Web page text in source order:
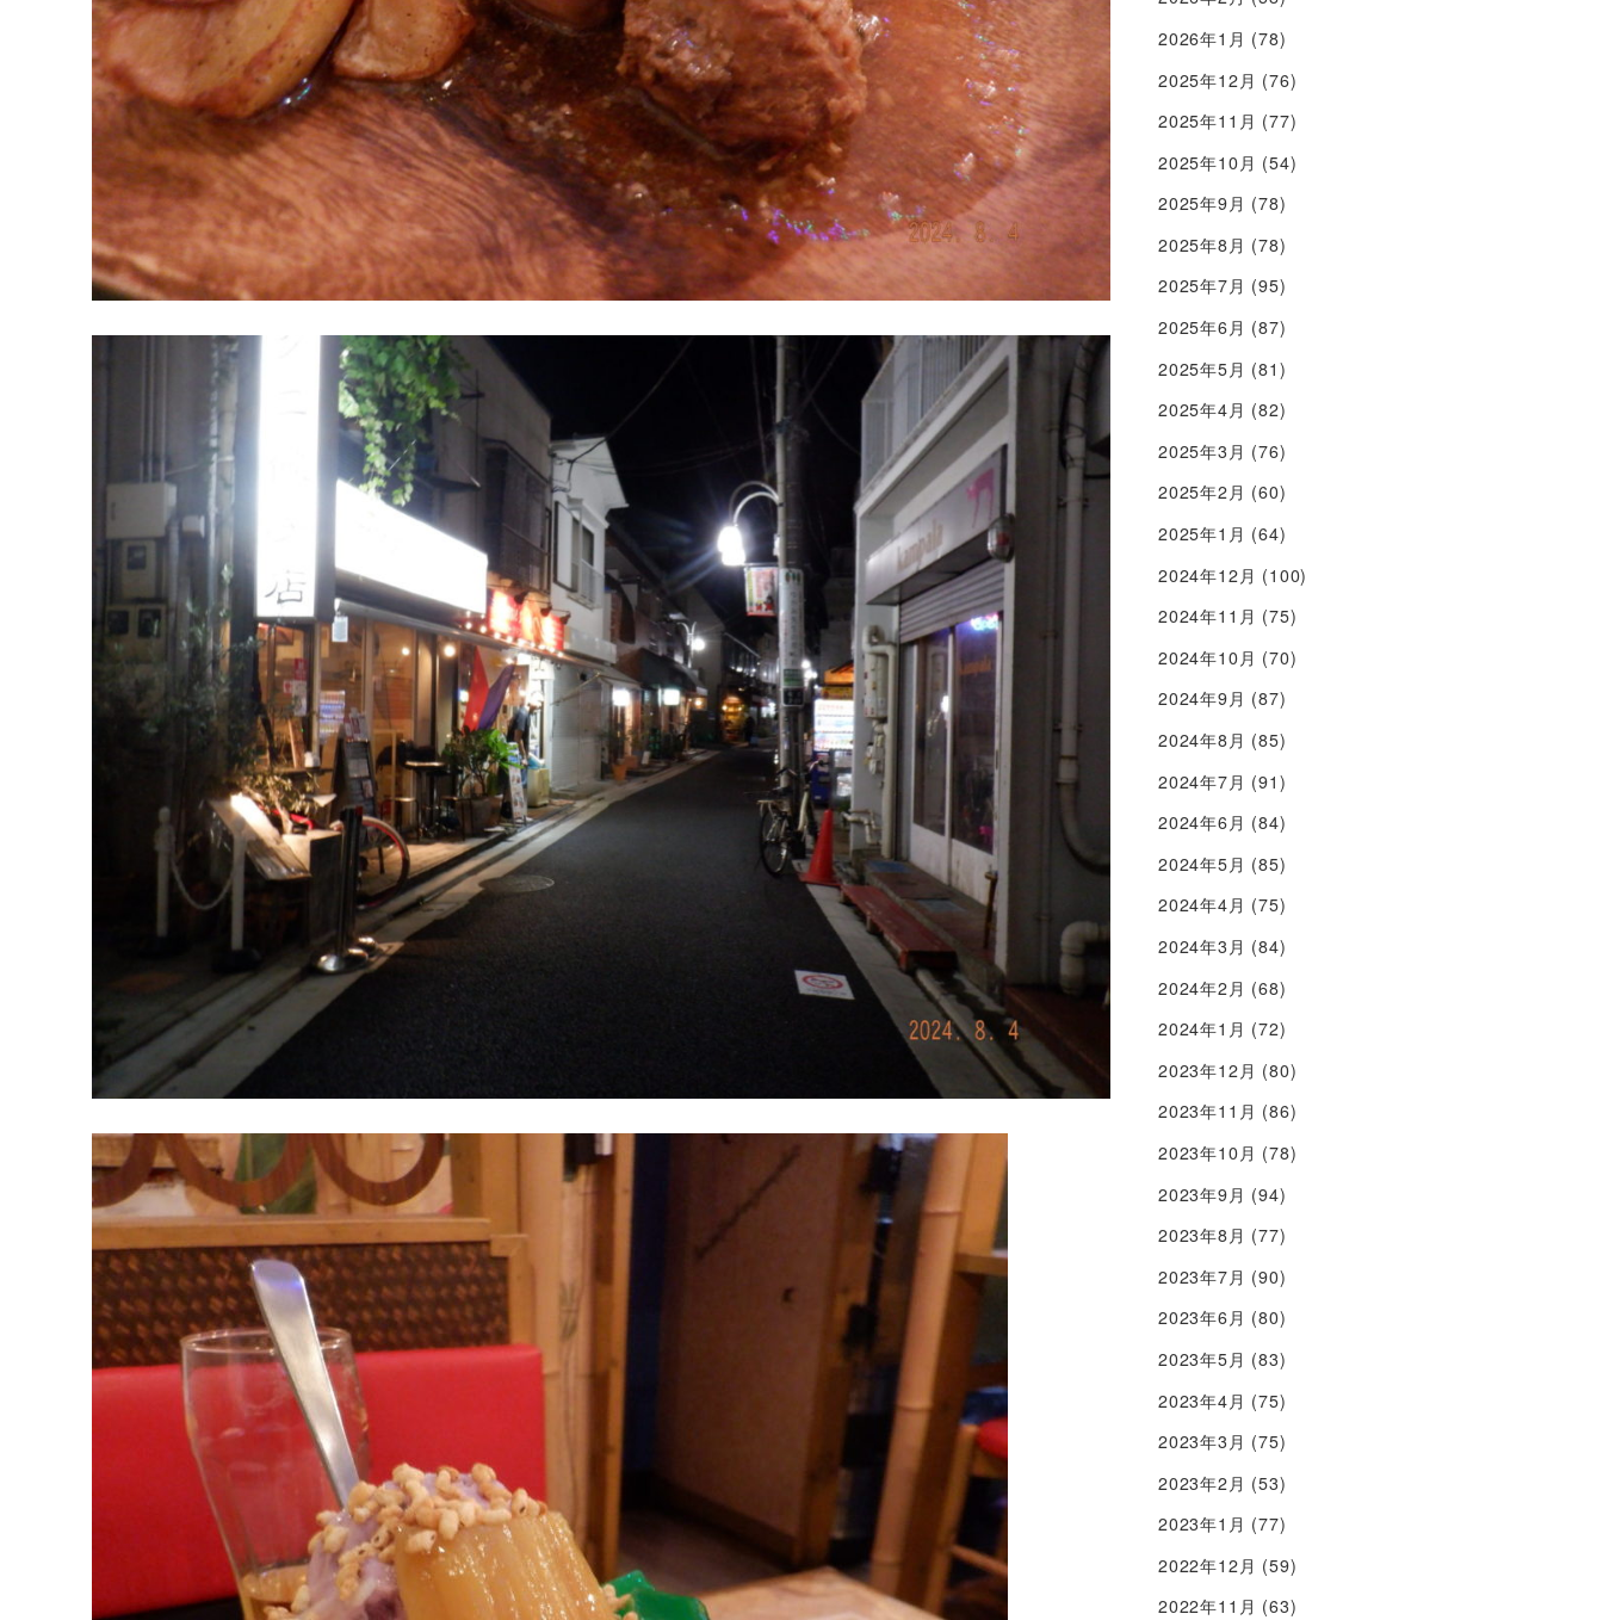
2026年1月 (78)
2025年12月 (76)
2025年11月 (77)
2025年10月 (54)
2025年9月 (78)
2025年8月 (78)
2025年7月 (95)
2025年6月 (87)
2025年5月 (81)
2025年4月 (82)
2025年3月 (76)
2025年2月 (60)
2025年1月 (64)
2024年12月 (100)
2024年11月 (75)
2024年10月 (70)
2024年9月 (87)
2024年8月 (85)
2024年7月 (91)
2024年6月 (84)
2024年5月 (85)
2024年4月 (75)
2024年3月 (84)
2024年2月 (68)
2024年1月 (72)
2023年12月 (80)
2023年11月 (86)
2023年10月 (78)
2023年9月 (94)
2023年8月 (77)
2023年7月 (90)
2023年6月 (80)
2023年5月 (83)
2023年4月 (75)
2023年3月 (75)
2023年2月 (53)
2023年1月 (77)
2022年12月 (59)
2022年11月 (63)